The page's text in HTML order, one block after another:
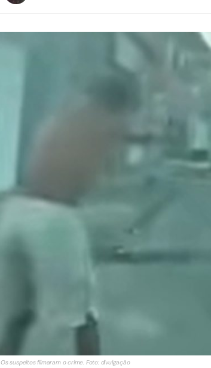
Os suspeitos filmaram o crime. Foto: divulgação